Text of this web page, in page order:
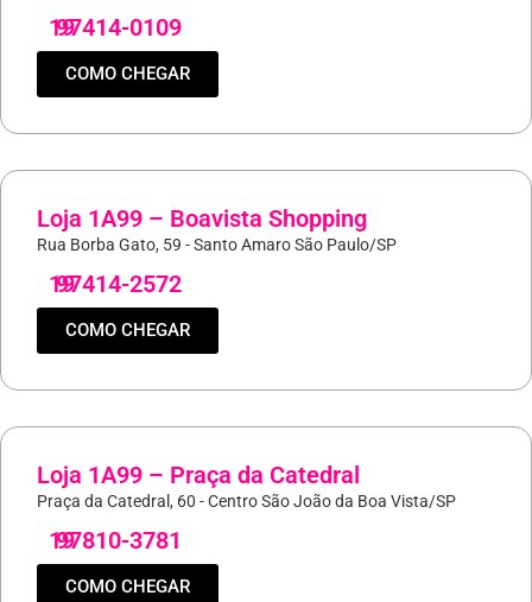
19
97414-0109
COMO CHEGAR
Loja 1A99 – Boavista Shopping
Rua Borba Gato, 59 - Santo Amaro São Paulo/SP
19
97414-2572
COMO CHEGAR
Loja 1A99 – Praça da Catedral
Praça da Catedral, 60 - Centro São João da Boa Vista/SP
19
97810-3781
COMO CHEGAR